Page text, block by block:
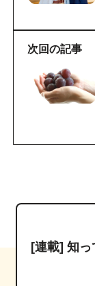
次回の記事
[連載] 知っ